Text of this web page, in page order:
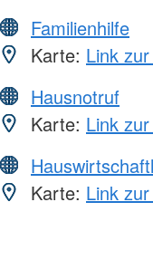
Familienhilfe
Karte: Link
Hausnotruf
Karte: Link
Karte: Link